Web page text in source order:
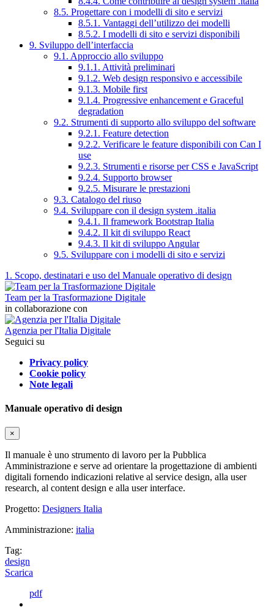
8.5. Progettare con i modelli di sito e servizi
8.5.1. Vantaggi dell’utilizzo dei modelli
8.5.2. I modelli di sito e servizi disponibili
9. Sviluppo dell’interfaccia
9.1. Approccio allo sviluppo
9.1.1. Attività preliminari
9.1.2. Web design responsivo e accessibile
9.1.3. Mobile first
9.1.4. Progressive enhancement e Graceful
degradation
9.2. Strumenti di supporto allo sviluppo del software
9.2.1. Feature detection
9.2.2. Verificare le feature disponibili con Can I
use
9.2.3. Strumenti e risorse per CSS e JavaScript
9.2.4. Supporto browser
9.2.5. Misurare le prestazioni
9.3. Catalogo del riuso
9.4. Sviluppare con il design system .italia
9.4.1. Il framework Bootstrap Italia
9.4.2. Il kit di sviluppo React
9.4.3. Il kit di sviluppo Angular
9.5. Sviluppare con i modelli di sito e servizi
1. Scopo, destinatari e uso del Manuale operativo di design
Team per la Trasformazione Digitale
in collaborazione con
Agenzia per l'Italia Digitale
Seguici su
Privacy policy
Cookie policy
Note legali
Manuale operativo di design
×
Il manuale è uno strumento di lavoro per la Pubblica
Amministrazione e serve ad orientare la progettazione di ambienti
digitali fornendo indicazioni relative al service design, alla user
research, al content design e alla user interface.
Progetto: Designers Italia
Amministrazione: italia
Tag:
design
Scarica
pdf